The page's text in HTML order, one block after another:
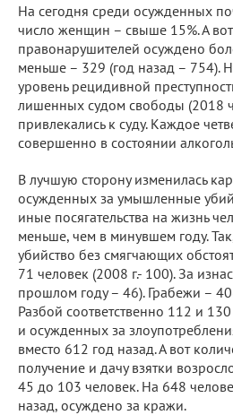
На сегодня среди осужденных
число женщин – свыше 15%. А
правонарушителей осуждено
меньше – 329 (год назад – 754).
уровень рецидивной
лишенных судом свободы (2018
привлекались к суду. Каждое
совершенно в состоянии
В лучшую сторону изменилась
осужденных за умышленные
иные посягательства на жизнь
меньше, чем в минувшем году.
убийство без смягчающих
71 человек (2008 г.- 100). За
прошлом году – 46). Грабежи –
Разбой соответственно 112 и
и осужденных за
вместо 612 год назад. А вот
получение и дачу взятки
45 до 103 человек. На 648
назад, осуждено за кражи.